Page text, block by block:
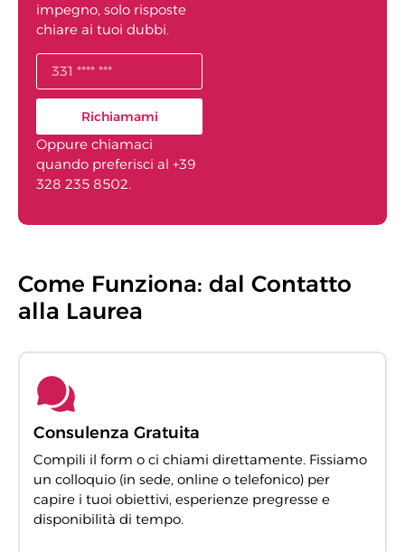
impegno, solo risposte
chiare ai tuoi dubbi.
Richiamami
Oppure chiamaci
quando preferisci al +39
328 235 8502.
Come Funziona: dal Contatto
alla Laurea
Consulenza Gratuita
Compili il form o ci chiami direttamente. Fissiamo
un colloquio (in sede, online o telefonico) per
capire i tuoi obiettivi, esperienze pregresse e
disponibilità di tempo.